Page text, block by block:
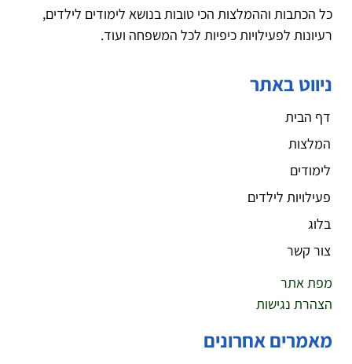
כל הכתבות וההמלצות הכי טובות בנושא לימודים לילדים,
רעיונות לפעילויות כיפיות לכל המשפחה ועוד.
ניווט באתר
דף הבית
המלצות
לימודים
פעילויות לילדים
בלוג
צור קשר
מפת אתר
הצהרת נגישות
מאמרים אחרונים